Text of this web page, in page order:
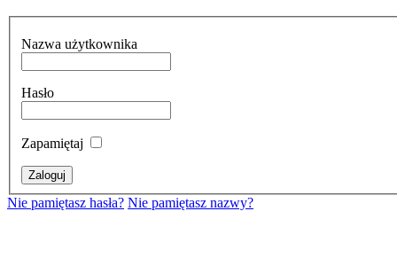
Nazwa użytkownika
Hasło
Zapamiętaj
Nie pamiętasz hasła? Nie pamiętasz nazwy?